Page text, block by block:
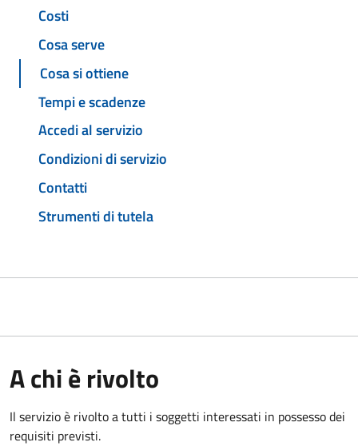
Costi
Cosa serve
Cosa si ottiene
Tempi e scadenze
Accedi al servizio
Condizioni di servizio
Contatti
Strumenti di tutela
A chi è rivolto
Il servizio è rivolto a tutti i soggetti interessati in possesso dei
requisiti previsti.